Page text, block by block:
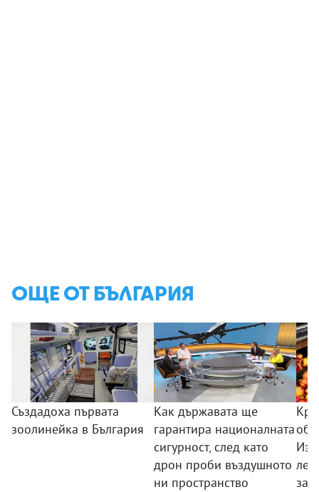
ОЩЕ ОТ БЪЛГАРИЯ
Създадоха първата
зоолинейка в България
Как държавата ще
гарантира националната
сигурност, след като
дрон проби въздушното
ни пространство